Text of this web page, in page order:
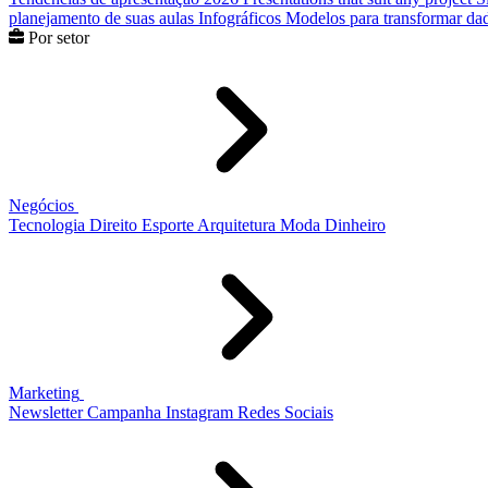
planejamento de suas aulas Infográficos Modelos para transformar
Por setor
Negócios
Tecnologia Direito Esporte Arquitetura Moda Dinheiro
Marketing
Newsletter Campanha Instagram Redes Sociais